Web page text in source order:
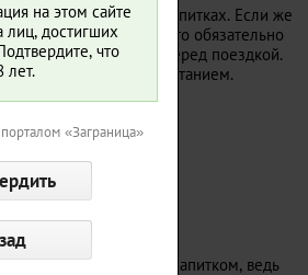
на этом сайте
лиц, достигших
что
лет.
«Заграница»
экзотических напитках. Если же
нет в списке, то обязательно
напитке перед поездкой.
перед таким испытанием.
1
насладиться этим напитком, ведь